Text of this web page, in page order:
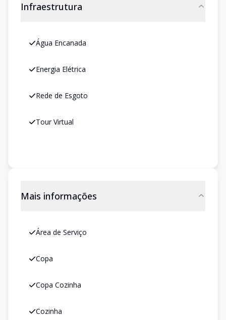
Infraestrutura
Água Encanada
Energia Elétrica
Rede de Esgoto
Tour Virtual
Mais informações
Área de Serviço
Copa
Copa Cozinha
Cozinha